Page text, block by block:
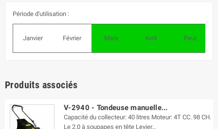
Période d'utilisation :
Janvier Février Mars Avril Peut
Produits associés
V-2940 - Tondeuse manuelle...
Capacité du collecteur: 40 litres Moteur: 4T CC. 98 CH.
Le 2.0 à soupapes en tête Levier...